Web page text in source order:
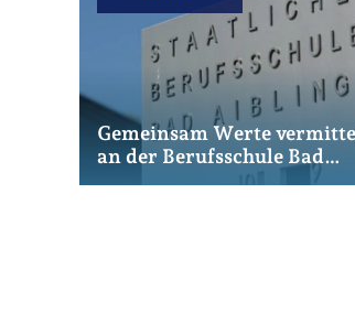
Gemeinsam Werte
an der Berufsschule Bad